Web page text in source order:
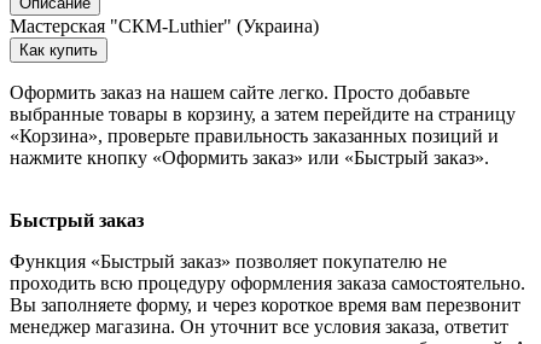
Мастерская "СКМ-Luthier" (Украина)
Как купить
Оформить заказ на нашем сайте легко. Просто добавьте
выбранные товары в корзину, а затем перейдите на страницу
«Корзина», проверьте правильность заказанных позиций и
нажмите кнопку «Оформить заказ» или «Быстрый заказ».
Быстрый заказ
Функция «Быстрый заказ» позволяет покупателю не
проходить всю процедуру оформления заказа самостоятельно.
Вы заполняете форму, и через короткое время вам перезвонит
менеджер магазина. Он уточнит все условия заказа, ответит